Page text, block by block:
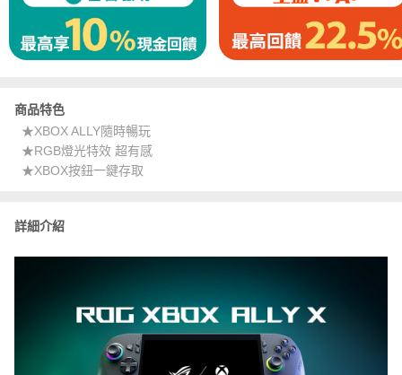
商品特色
★XBOX ALLY隨時暢玩
★RGB燈光特效 超有感
★XBOX按鈕一鍵存取
詳細介紹